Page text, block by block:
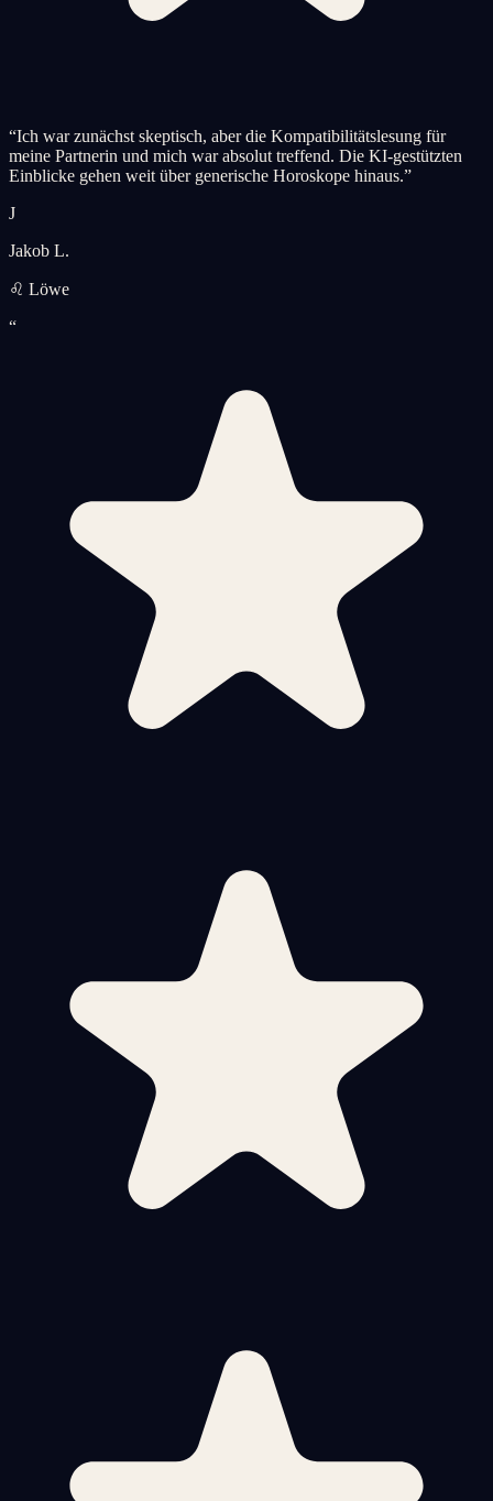
“Ich war zunächst skeptisch, aber die Kompatibilitätslesung für
meine Partnerin und mich war absolut treffend. Die KI-gestützten
Einblicke gehen weit über generische Horoskope hinaus.”
J
Jakob L.
♌ Löwe
“